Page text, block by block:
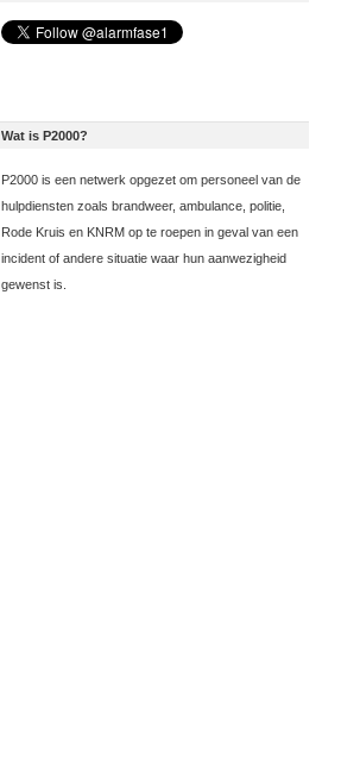
Wat is P2000?
P2000 is een netwerk opgezet om personeel van de
hulpdiensten zoals brandweer, ambulance, politie,
Rode Kruis en KNRM op te roepen in geval van een
incident of andere situatie waar hun aanwezigheid
gewenst is.